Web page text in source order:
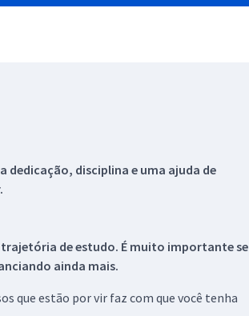
dedicação, disciplina e uma ajuda de
de estudo. É muito importante se
ainda mais.
que estão por vir faz com que você tenha